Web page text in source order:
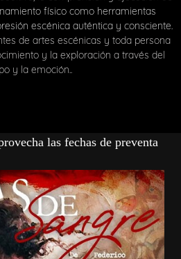
físico como herramientas
escénica auténtica y consciente.
de artes escénicas y toda persona
y la exploración a través del
y la emoción..
las fechas de preventa